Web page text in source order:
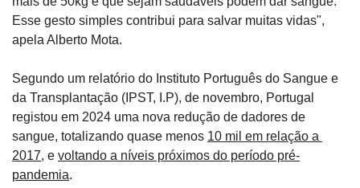
Esse gesto simples contribui para salvar muitas vidas",
apela Alberto Mota.
Segundo um relatório do Instituto Português do Sangue e
da Transplantação (IPST, I.P), de novembro, Portugal
registou em 2024 uma nova redução de dadores de
sangue, totalizando quase menos 10 mil em relação a
2017, e voltando a níveis próximos do período pré-
pandemia.